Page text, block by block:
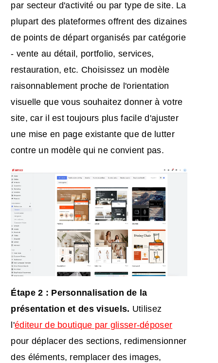
par secteur d'activité ou par type de site. La
plupart des plateformes offrent des dizaines
de points de départ organisés par catégorie
- vente au détail, portfolio, services,
restauration, etc. Choisissez un modèle
raisonnablement proche de l'orientation
visuelle que vous souhaitez donner à votre
site, car il est toujours plus facile d'ajuster
une mise en page existante que de lutter
contre un modèle qui ne convient pas.
Étape 2 : Personnalisation de la
présentation et des visuels. Utilisez
l'éditeur de boutique par glisser-déposer
pour déplacer des sections, redimensionner
des éléments, remplacer des images,